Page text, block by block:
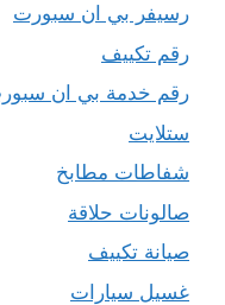
رسيفر بي ان سبورت
رقم تكييف
رقم خدمة بي ان
ستلايت
شفاطات مطابخ
صالونات حلاقة
صيانة تكييف
غسيل سيارات